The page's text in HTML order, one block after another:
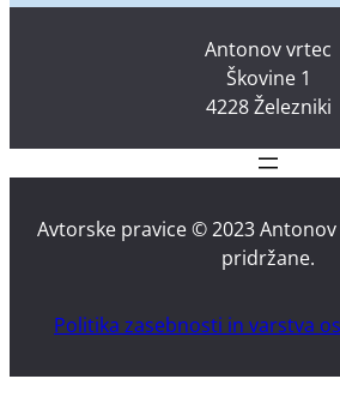
Antonov vrtec
Škovine 1
4228 Železniki
Avtorske pravice © 2023
pridržane.
Politika zasebnosti in varstva